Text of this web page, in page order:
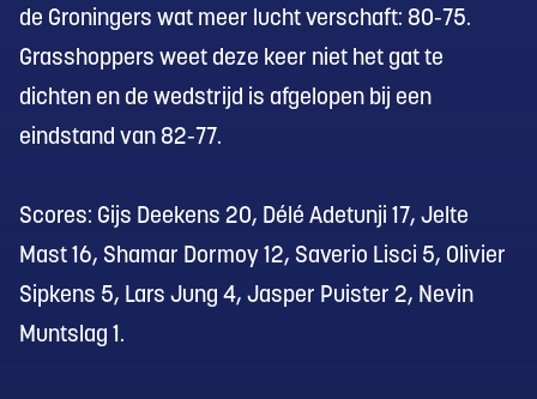
de Groningers wat meer lucht verschaft: 80-75.
Grasshoppers weet deze keer niet het gat te
dichten en de wedstrijd is afgelopen bij een
eindstand van 82-77.
Scores: Gijs Deekens 20, Délé Adetunji 17, Jelte
Mast 16, Shamar Dormoy 12, Saverio Lisci 5, Olivier
Sipkens 5, Lars Jung 4, Jasper Puister 2, Nevin
Muntslag 1.